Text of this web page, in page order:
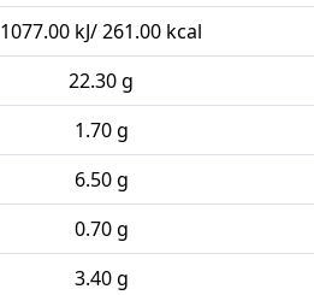
1077.00 kJ/ 261.00 kcal
22.30 g
1.70 g
6.50 g
0.70 g
3.40 g